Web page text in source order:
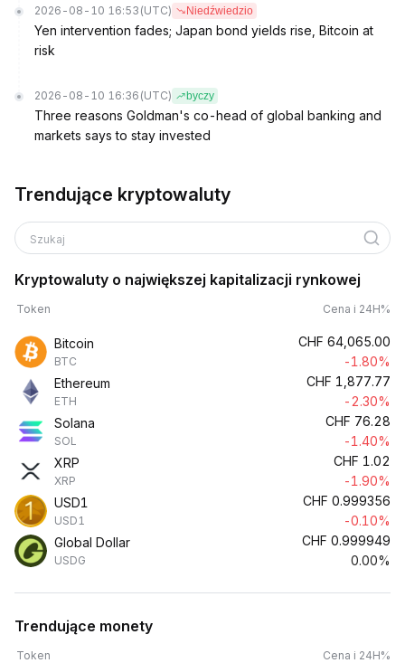
2026-08-10 16:53 (UTC) Niedźwiedzio
Yen intervention fades; Japan bond yields rise, Bitcoin at
risk
2026-08-10 16:36 (UTC) byczy
Three reasons Goldman's co-head of global banking and
markets says to stay invested
Trendujące kryptowaluty
Szukaj
Kryptowaluty o największej kapitalizacji rynkowej
Token Cena i 24H%
Bitcoin
BTC
CHF 64,065.00
-1.80%
Ethereum
ETH
CHF 1,877.77
-2.30%
Solana
SOL
CHF 76.28
-1.40%
XRP
XRP
CHF 1.02
-1.90%
USD1
USD1
CHF 0.999356
-0.10%
Global Dollar
USDG
CHF 0.999949
0.00%
Trendujące monety
Token Cena i 24H%